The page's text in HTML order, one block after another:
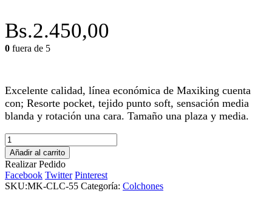
Bs.2.450,00
0 fuera de 5
Excelente calidad, línea económica de Maxiking cuenta
con; Resorte pocket, tejido punto soft, sensación media
blanda y rotación una cara. Tamaño una plaza y media.
Suavex
Maxiking
Toborochi
1.5
plazas
cantidad
Añadir al carrito
Realizar Pedido
Facebook Twitter Pinterest
SKU:MK-CLC-55 Categoría: Colchones